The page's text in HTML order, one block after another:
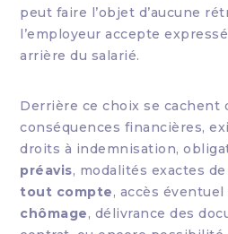
peut faire l’objet d’aucune
l’employeur accepte
arrière du salarié.
Derrière ce choix se cachent
conséquences financières,
droits à indemnisation,
préavis, modalités exactes
tout compte, accès éventuel
chômage, délivrance des